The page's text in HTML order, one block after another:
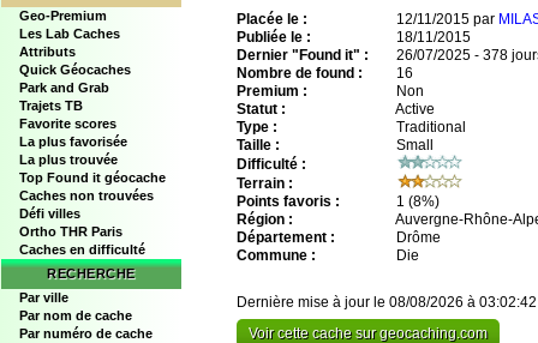
Geo-Premium
Les Lab Caches
Attributs
Quick Géocaches
Park and Grab
Trajets TB
Favorite scores
La plus favorisée
La plus trouvée
Top Found it géocache
Caches non trouvées
Défi villes
Ortho THR Paris
Caches en difficulté
RECHERCHE
Par ville
Par nom de cache
Par numéro de cache
Placée le : 12/11/2015 par
Publiée le :
18/11/2015
Dernier "Found it" :
26/07/2025 - 378
Nombre de found :
16
Premium :
Non
Statut :
Active
Type :
Traditional
Taille :
Small
Difficulté :
Terrain :
Points favoris :
1 (8%)
Région :
Auvergne-Rhône-
Département :
Drôme
Commune :
Die
Dernière mise à jour le 08/08/2026 à 03:02:42
Voir cette cache sur geocaching.com